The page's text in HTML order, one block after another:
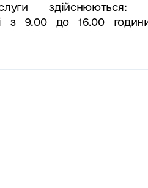
здійснюються:
з 9.00 до 16.00